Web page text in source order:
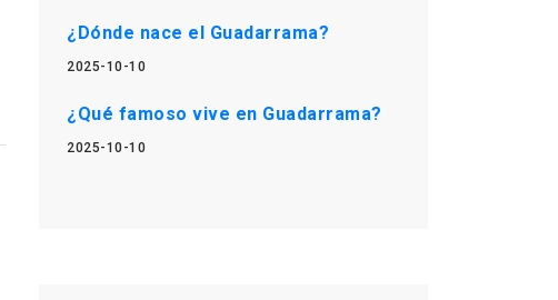
¿Dónde nace el Guadarrama?
2025-10-10
¿Qué famoso vive en Guadarrama?
2025-10-10